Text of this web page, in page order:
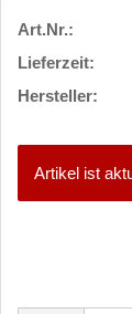
Art.Nr.:
Lieferzeit:
Hersteller:
Artikel ist